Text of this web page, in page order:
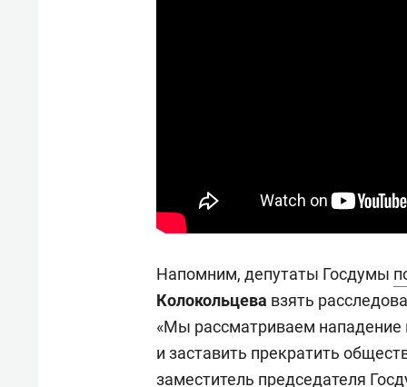
Напомним, депутаты Госдумы
Колокольцева взять
«Мы рассматриваем нападение
и заставить прекратить
заместитель председателя